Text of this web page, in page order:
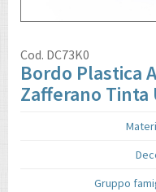
Cod. DC73K0
Bordo Plastica
Zafferano Tinta
Gruppo